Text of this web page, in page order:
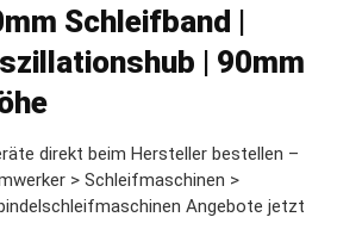
Schleifband |
| 90mm
direkt beim Hersteller bestellen –
> Schleifmaschinen >
Angebote jetzt